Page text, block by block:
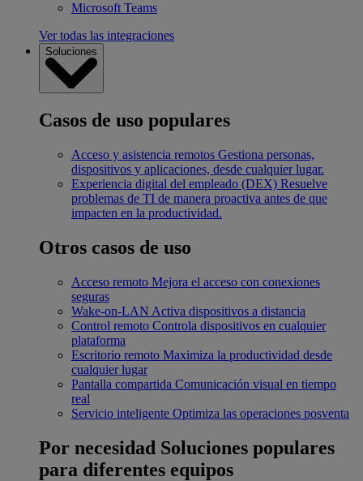
Microsoft Teams
Ver todas las integraciones
Soluciones
Casos de uso populares
Acceso y asistencia remotos Gestiona personas,
dispositivos y aplicaciones, desde cualquier lugar.
Experiencia digital del empleado (DEX) Resuelve
problemas de TI de manera proactiva antes de que
impacten en la productividad.
Otros casos de uso
Acceso remoto Mejora el acceso con conexiones
seguras
Wake-on-LAN Activa dispositivos a distancia
Control remoto Controla dispositivos en cualquier
plataforma
Escritorio remoto Maximiza la productividad desde
cualquier lugar
Pantalla compartida Comunicación visual en tiempo
real
Servicio inteligente Optimiza las operaciones posventa
Por necesidad Soluciones populares
para diferentes equipos